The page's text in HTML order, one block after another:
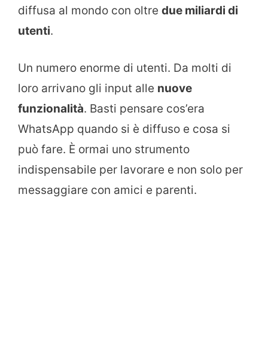
diffusa al mondo con oltre due miliardi di
utenti.
Un numero enorme di utenti. Da molti di
loro arrivano gli input alle nuove
funzionalità. Basti pensare cos’era
WhatsApp quando si è diffuso e cosa si
può fare. È ormai uno strumento
indispensabile per lavorare e non solo per
messaggiare con amici e parenti.